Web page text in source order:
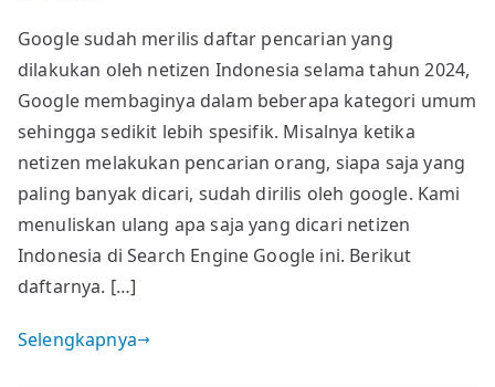
Year
in
Search
2024,
Apa
yang
dicari
Netizen
Indonesia
Google sudah merilis daftar pencarian yang
dilakukan oleh netizen Indonesia selama tahun 2024,
Google membaginya dalam beberapa kategori umum
sehingga sedikit lebih spesifik. Misalnya ketika
netizen melakukan pencarian orang, siapa saja yang
paling banyak dicari, sudah dirilis oleh google. Kami
menuliskan ulang apa saja yang dicari netizen
Indonesia di Search Engine Google ini. Berikut
daftarnya. […]
Selengkapnya